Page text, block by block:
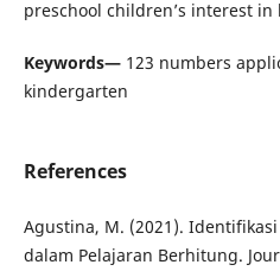
preschool children’s interest
Keywords— 123 numbers
kindergarten
References
Agustina, M. (2021).
dalam Pelajaran Berhitung.